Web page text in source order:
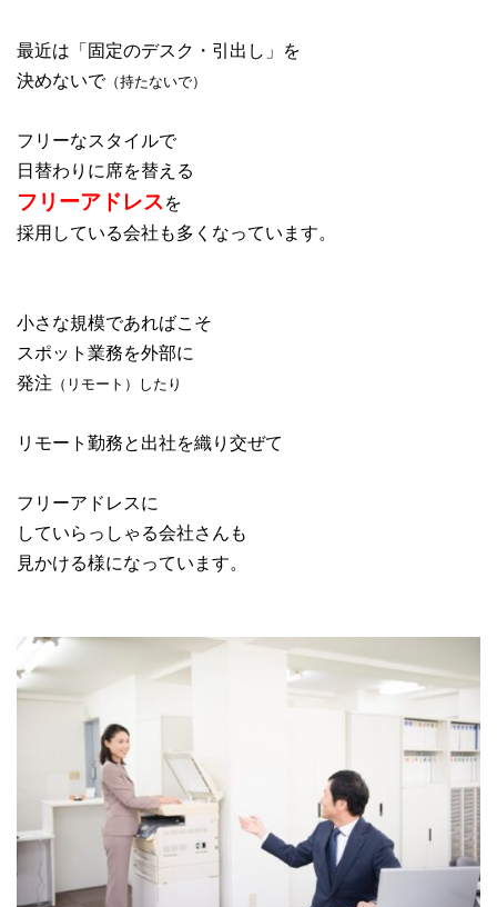
最近は「固定のデスク・引出し」を
決めないで（持たないで）
フリーなスタイルで
日替わりに席を替える
フリーアドレスを
採用している会社も多くなっています。
小さな規模であればこそ
スポット業務を外部に
発注 （リモート）したり
リモート勤務と出社を織り交ぜて
フリーアドレスに
していらっしゃる会社さんも
見かける様になっています。